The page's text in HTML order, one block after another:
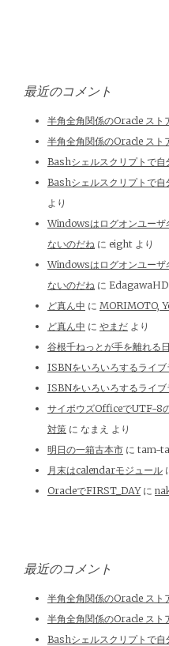
最近のコメント
半角全角関係のOracle スト
半角全角関係のOracle スト
Bashシェルスクリプトで自
Bashシェルスクリプトで自
より
Windowsはログオンユーザ
ないのだね に eight より
Windowsはログオンユーザ
ないのだね に EdagawaHD
ど真ん中 に MORIMOTO,
ど真ん中 に やまだ より
谷根千ねっとが手を離れる
ISBNをいろいろするライブ
ISBNをいろいろするライブ
サイボウズOfficeでUTF-8
対策 に なまえ より
明日の一箱古本市 に tam-
月末はcalendarモジュール
OracleでFIRST_DAYに
最近のコメント
半角全角関係のOracle スト
半角全角関係のOracle スト
Bashシェルスクリプトで自